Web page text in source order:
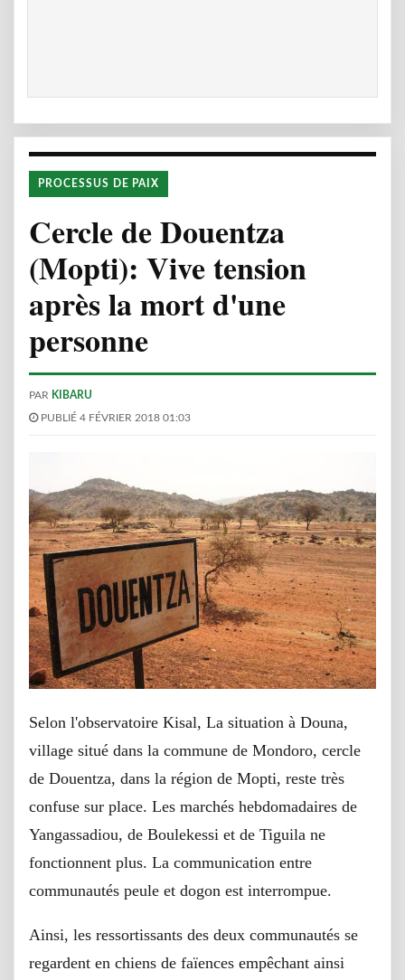
PROCESSUS DE PAIX
Cercle de Douentza
(Mopti): Vive tension
après la mort d'une
personne
PAR KIBARU
PUBLIÉ 4 FÉVRIER 2018 01:03
Selon l'observatoire Kisal, La situation à Douna,
village situé dans la commune de Mondoro, cercle
de Douentza, dans la région de Mopti, reste très
confuse sur place. Les marchés hebdomadaires de
Yangassadiou, de Boulekessi et de Tiguila ne
fonctionnent plus. La communication entre
communautés peule et dogon est interrompue.
Ainsi, les ressortissants des deux communautés se
regardent en chiens de faïences empêchant ainsi